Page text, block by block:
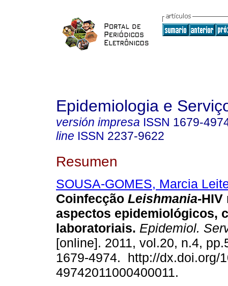
Epidemiologia e
versión impresa ISSN 1679-
line ISSN 2237-9622
Resumen
SOUSA-GOMES, Marcia
Coinfecção Leishmania-HIV
aspectos epidemiológicos,
laboratoriais. Epidemiol.
[online]. 2011, vol.20, n.4,
1679-4974. http://dx.doi.org/
49742011000400011.